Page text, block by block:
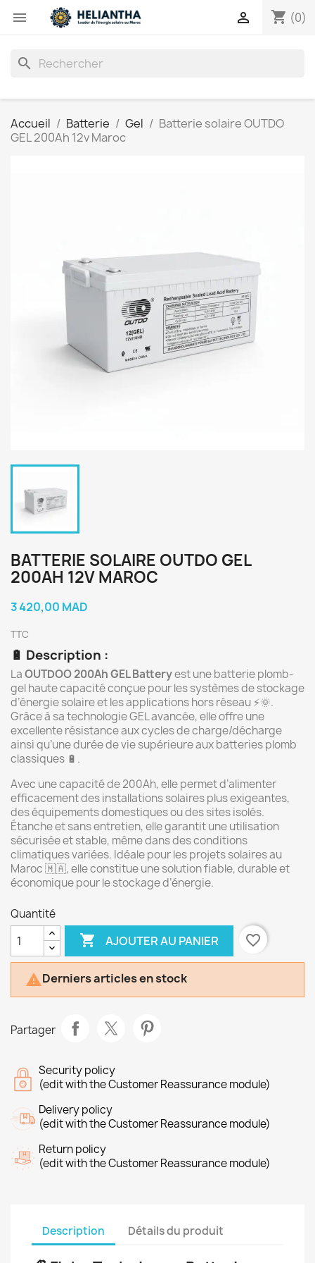
 shopping_cart (0)

search
Accueil Batterie Gel
Batterie solaire OUTDO
GEL 200Ah 12v Maroc
BATTERIE SOLAIRE OUTDO GEL
200AH 12V MAROC
3 420,00 MAD
TTC
🔋 Description :
LaOUTDOO 200Ah GEL Batteryest une batterie plomb-
gel haute capacité conçue pour les systèmes de stockage
d’énergie solaire et les applications hors réseau ⚡🌞.
Grâce à sa technologie GEL avancée, elle offre une
excellente résistance aux cycles de charge/décharge
ainsi qu’une durée de vie supérieure aux batteries plomb
classiques 🔋.
Avec une capacité de 200Ah, elle permet d’alimenter
efficacement des installations solaires plus exigeantes,
des équipements domestiques ou des sites isolés.
Étanche et sans entretien, elle garantit une utilisation
sécurisée et stable, même dans des conditions
climatiques variées. Idéale pour les projets solaires au
Maroc 🇲🇦, elle constitue une solution fiable, durable et
économique pour le stockage d’énergie.
Quantité
 AJOUTER AU PANIER favorite_border
Derniers articles en stock
Partager
Security policy
(edit with the Customer Reassurance module)
Delivery policy
(edit with the Customer Reassurance module)
Return policy
(edit with the Customer Reassurance module)
Description Détails du produit